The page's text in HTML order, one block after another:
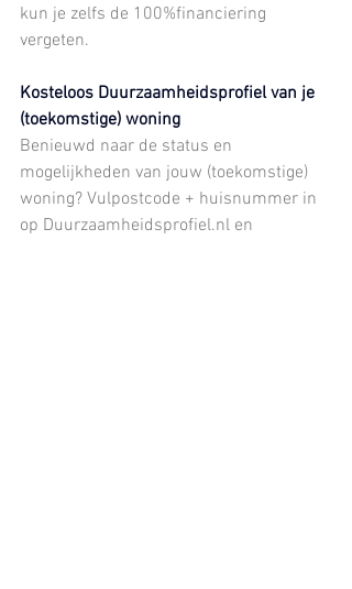
kun je zelfs de 100%financiering
vergeten.
Kosteloos Duurzaamheidsprofiel van je
(toekomstige) woning
Benieuwd naar de status en
mogelijkheden van jouw (toekomstige)
woning? Vulpostcode + huisnummer in
op Duurzaamheidsprofiel.nl en